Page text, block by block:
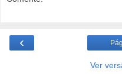
‹
Ver